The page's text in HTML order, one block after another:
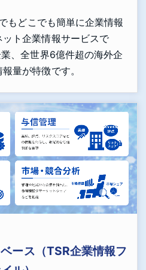
もどこでも簡単に企業情報
ト企業情報サービスで
、全世界6億件超の海外企
量が特徴です。
ース（TSR企業情報フ